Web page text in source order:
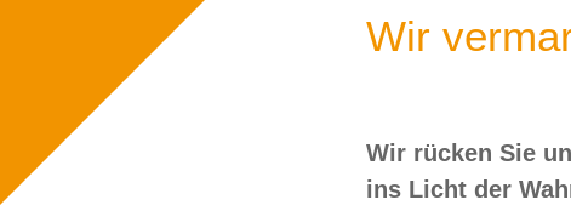
Wir
Wir rücken Sie
ins Licht der
wollen Sie doch